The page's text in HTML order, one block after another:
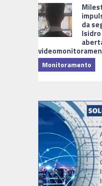
da
Monitoramento